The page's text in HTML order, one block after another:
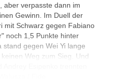
aber verpasste dann im
Gewinn. Im Duell der
mit Schwarz gegen Fabiano
noch 1,5 Punkte hinter
stand gegen Wei Yi lange
Weg zum Sieg. Und